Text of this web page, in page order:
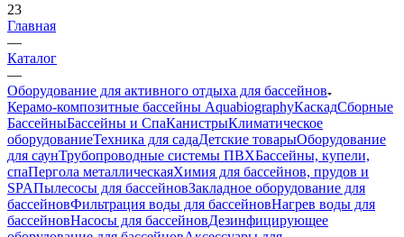
23
Главная
—
Каталог
—
Оборудование для активного отдыха для бассейнов
Керамо-композитные бассейны AquabiographyКаскадСборные
БассейныБассейны и СпаКанистрыКлиматическое
оборудованиеТехника для садаДетские товарыОборудование
для саунТрубопроводные системы ПВХБассейны, купели,
спаПергола металлическаяХимия для бассейнов, прудов и
SPAПылесосы для бассейновЗакладное оборудование для
бассейновФильтрация воды для бассейновНагрев воды для
бассейновНасосы для бассейновДезинфицирующее